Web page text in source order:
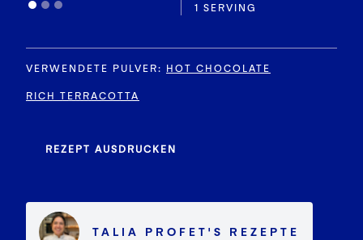
1 SERVING
VERWENDETE PULVER: HOT CHOCOLATE
RICH TERRACOTTA
REZEPT AUSDRUCKEN
TALIA PROFET 'S REZEPTE